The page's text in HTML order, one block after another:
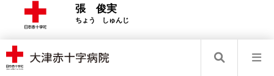
張 俊実
ロボット支援手術 術者（console surgeon）資